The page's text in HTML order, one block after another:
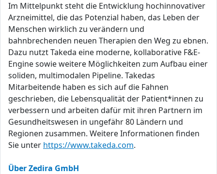
Im Mittelpunkt steht die Entwicklung hochinnovativer
Arzneimittel, die das Potenzial haben, das Leben der
Menschen wirklich zu verändern und
bahnbrechenden neuen Therapien den Weg zu ebnen.
Dazu nutzt Takeda eine moderne, kollaborative F&E-
Engine sowie weitere Möglichkeiten zum Aufbau einer
soliden, multimodalen Pipeline. Takedas
Mitarbeitende haben es sich auf die Fahnen
geschrieben, die Lebensqualität der Patient*innen zu
verbessern und arbeiten dafür mit ihren Partnern im
Gesundheitswesen in ungefähr 80 Ländern und
Regionen zusammen. Weitere Informationen finden
Sie unter https://www.takeda.com.
Über Zedira GmbH